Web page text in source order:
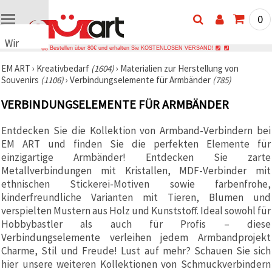
Wir
Cookies
🍪 Wir
Cookies
ähnliche
Technologien,
um den
Betrieb
unserer
Website
sicherzustellen.
Mit Ihrer
Einwilligung
nutzen wir
außerdem
Cookies zu
Analyse-,
Marketing-
und
0
Bestellen über 80€ und erhalten Sie KOSTENLOSEN VERSAND!
EM ART › Kreativbedarf (1604)› Materialien zur Herstellung von
Souvenirs (1106)› Verbindungselemente für Armbänder (785)
VERBINDUNGSELEMENTE FÜR ARMBÄNDER
Entdecken Sie die Kollektion von Armband-Verbindern bei
EM ART und finden Sie die perfekten Elemente für
einzigartige Armbänder! Entdecken Sie zarte
Metallverbindungen mit Kristallen, MDF-Verbinder mit
ethnischen Stickerei-Motiven sowie farbenfrohe,
kinderfreundliche Varianten mit Tieren, Blumen und
verspielten Mustern aus Holz und Kunststoff. Ideal sowohl für
Hobbybastler als auch für Profis – diese
Verbindungselemente verleihen jedem Armbandprojekt
Charme, Stil und Freude! Lust auf mehr? Schauen Sie sich
hier unsere weiteren Kollektionen von Schmuckverbindern